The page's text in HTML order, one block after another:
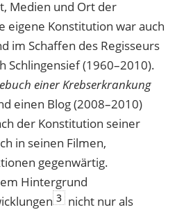
Medien und Ort der
eigene Konstitution war auch
im Schaffen des Regisseurs
Schlingensief (1960–2010).
einer Krebserkrankung
einen Blog (2008–2010)
der Konstitution seiner
in seinen Filmen,
gegenwärtig.
Hintergrund
3 nicht nur als